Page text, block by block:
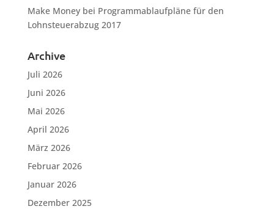
Make Moneybei Programmablaufpläne für den
Lohnsteuerabzug 2017
Archive
Juli 2026
Juni 2026
Mai 2026
April 2026
März 2026
Februar 2026
Januar 2026
Dezember 2025